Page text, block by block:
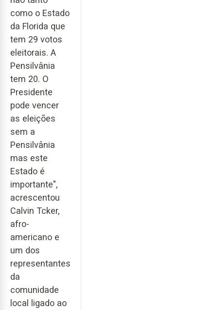
como o Estado
da Florida que
tem 29 votos
eleitorais. A
Pensilvânia
tem 20. O
Presidente
pode vencer
as eleições
sem a
Pensilvânia
mas este
Estado é
importante",
acrescentou
Calvin Tcker,
afro-
americano e
um dos
representantes
da
comunidade
local ligado ao